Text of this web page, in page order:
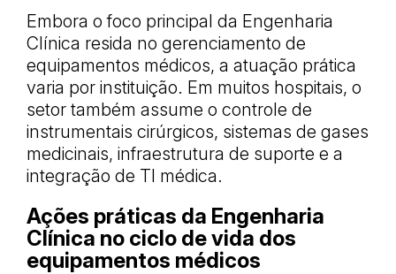
Embora o foco principal da Engenharia
Clínica resida no gerenciamento de
equipamentos médicos, a atuação prática
varia por instituição. Em muitos hospitais, o
setor também assume o controle de
instrumentais cirúrgicos, sistemas de gases
medicinais, infraestrutura de suporte e a
integração de TI médica.
Ações práticas da Engenharia
Clínica no ciclo de vida dos
equipamentos médicos